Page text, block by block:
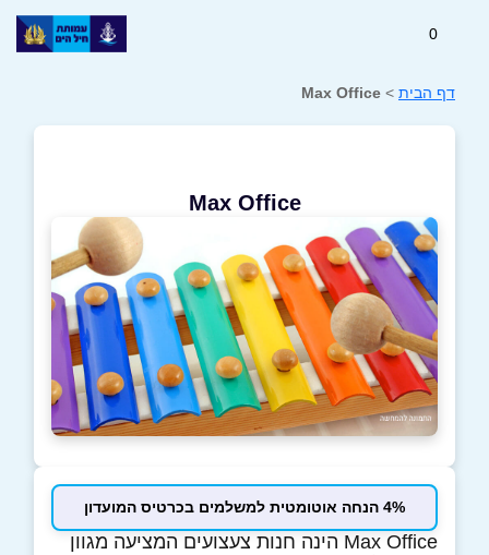
0
דף הבית >
Max Office
Max Office
4% הנחה אוטומטית למשלמים בכרטיס המועדון
Max Office הינה חנות צעצועים המציעה מגוון